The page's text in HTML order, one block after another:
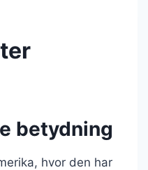
betydning
hvor den har